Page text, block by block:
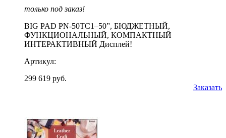
только под заказ!
BIG PAD PN-50TC1–50”, БЮДЖЕТНЫЙ,
ФУНКЦИОНАЛЬНЫЙ, КОМПАКТНЫЙ
ИНТЕРАКТИВНЫЙ Дисплей!
Артикул:
299 619 руб.
Заказать